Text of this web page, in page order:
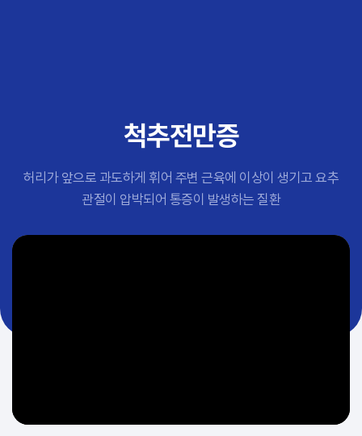
#교통사고후유증 #허리디스크
#추나요법
척추전만증
허리가 앞으로 과도하게 휘어 주변 근육에 이상이 생기고 요추
관절이 압박되어 통증이 발생하는 질환